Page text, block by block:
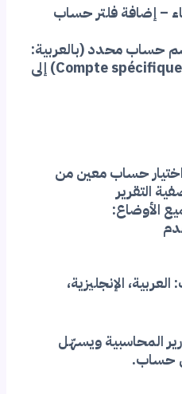
– إضافة فلتر حساب
حساب محدد (بالعربية:
حساب محدد، بالفرنسية: Compte spécifique) إلى
حساب معين من
التقرير
الأوضاع:
الإنجليزية،
المحاسبية ويسهّل
حساب.